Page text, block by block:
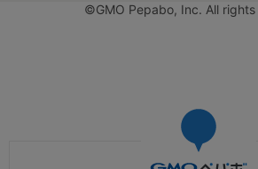
©GMO Pepabo, Inc. All